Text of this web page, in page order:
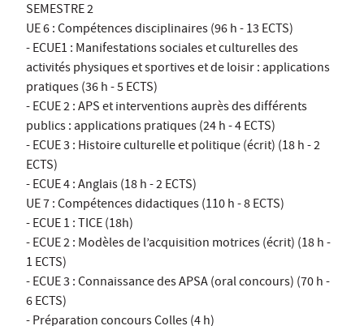
SEMESTRE 2
UE 6 : Compétences disciplinaires (96 h - 13 ECTS)
- ECUE1 : Manifestations sociales et culturelles des
activités physiques et sportives et de loisir : applications
pratiques (36 h - 5 ECTS)
- ECUE 2 : APS et interventions auprès des différents
publics : applications pratiques (24 h - 4 ECTS)
- ECUE 3 : Histoire culturelle et politique (écrit) (18 h - 2
ECTS)
- ECUE 4 : Anglais (18 h - 2 ECTS)
UE 7 : Compétences didactiques (110 h - 8 ECTS)
- ECUE 1 : TICE (18h)
- ECUE 2 : Modèles de l’acquisition motrices (écrit) (18 h -
1 ECTS)
- ECUE 3 : Connaissance des APSA (oral concours) (70 h -
6 ECTS)
- Préparation concours Colles (4 h)